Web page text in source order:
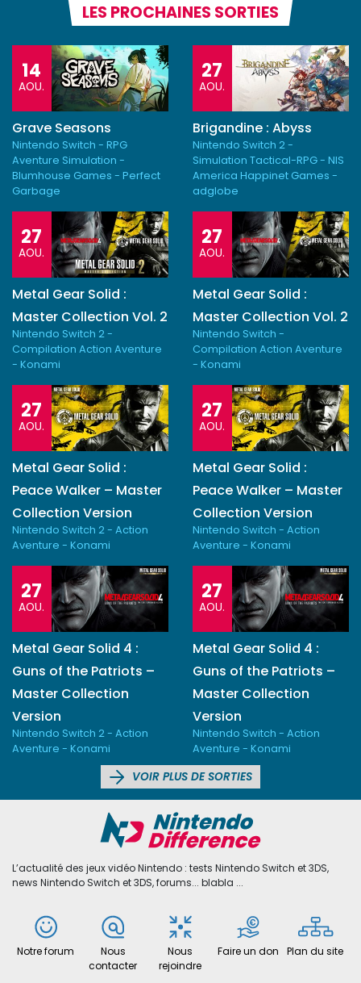
LES PROCHAINES SORTIES
14
AOU.
Grave Seasons
Nintendo Switch - RPG
Aventure Simulation -
Blumhouse Games - Perfect
Garbage
27
AOU.
Brigandine : Abyss
Nintendo Switch 2 -
Simulation Tactical-RPG - NIS
America Happinet Games -
adglobe
27
AOU.
Metal Gear Solid :
Master Collection Vol. 2
Nintendo Switch 2 -
Compilation Action Aventure
- Konami
27
AOU.
Metal Gear Solid :
Master Collection Vol. 2
Nintendo Switch -
Compilation Action Aventure
- Konami
27
AOU.
Metal Gear Solid :
Peace Walker – Master
Collection Version
Nintendo Switch 2 - Action
Aventure - Konami
27
AOU.
Metal Gear Solid :
Peace Walker – Master
Collection Version
Nintendo Switch - Action
Aventure - Konami
27
AOU.
Metal Gear Solid 4 :
Guns of the Patriots –
Master Collection
Version
Nintendo Switch 2 - Action
Aventure - Konami
27
AOU.
Metal Gear Solid 4 :
Guns of the Patriots –
Master Collection
Version
Nintendo Switch - Action
Aventure - Konami
VOIR PLUS DE SORTIES
L’actualité des jeux vidéo Nintendo : tests Nintendo Switch et 3DS,
news Nintendo Switch et 3DS, forums... blabla ...
Notre forum
Nous
contacter
Nous
rejoindre
Faire un don Plan du site